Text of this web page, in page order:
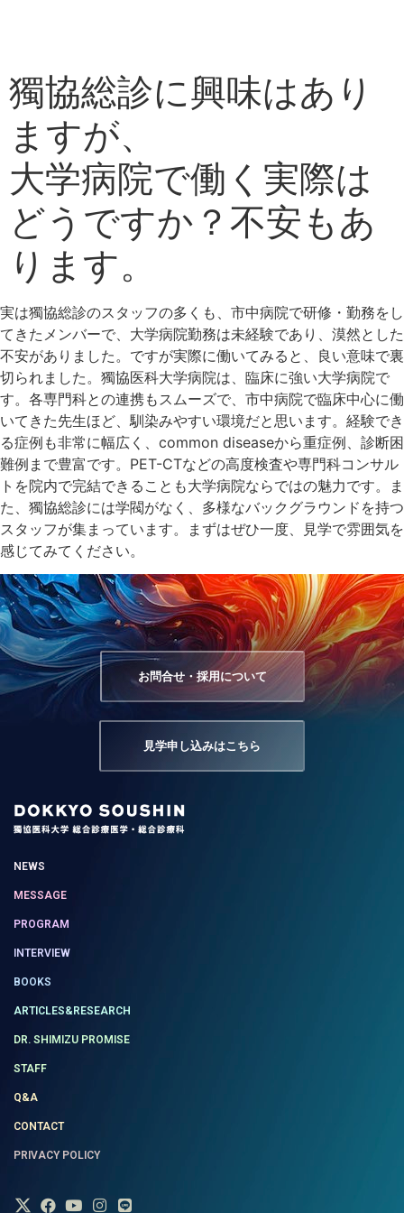
獨協総診に興味はあり
ますが、
大学病院で働く実際は
どうですか？不安もあ
ります。
実は獨協総診のスタッフの多くも、市中病院で研修・勤務をし
てきたメンバーで、大学病院勤務は未経験であり、漠然とした
不安がありました。ですが実際に働いてみると、良い意味で裏
切られました。獨協医科大学病院は、臨床に強い大学病院で
す。各専門科との連携もスムーズで、市中病院で臨床中心に働
いてきた先生ほど、馴染みやすい環境だと思います。経験でき
る症例も非常に幅広く、common diseaseから重症例、診断困
難例まで豊富です。PET-CTなどの高度検査や専門科コンサル
トを院内で完結できることも大学病院ならではの魅力です。ま
た、獨協総診には学閥がなく、多様なバックグラウンドを持つ
スタッフが集まっています。まずはぜひ一度、見学で雰囲気を
感じてみてください。
お問合せ・採用について
見学申し込みはこちら
NEWS
MESSAGE
PROGRAM
INTERVIEW
BOOKS
ARTICLES&RESEARCH
DR. SHIMIZU PROMISE
STAFF
Q&A
CONTACT
PRIVACY POLICY